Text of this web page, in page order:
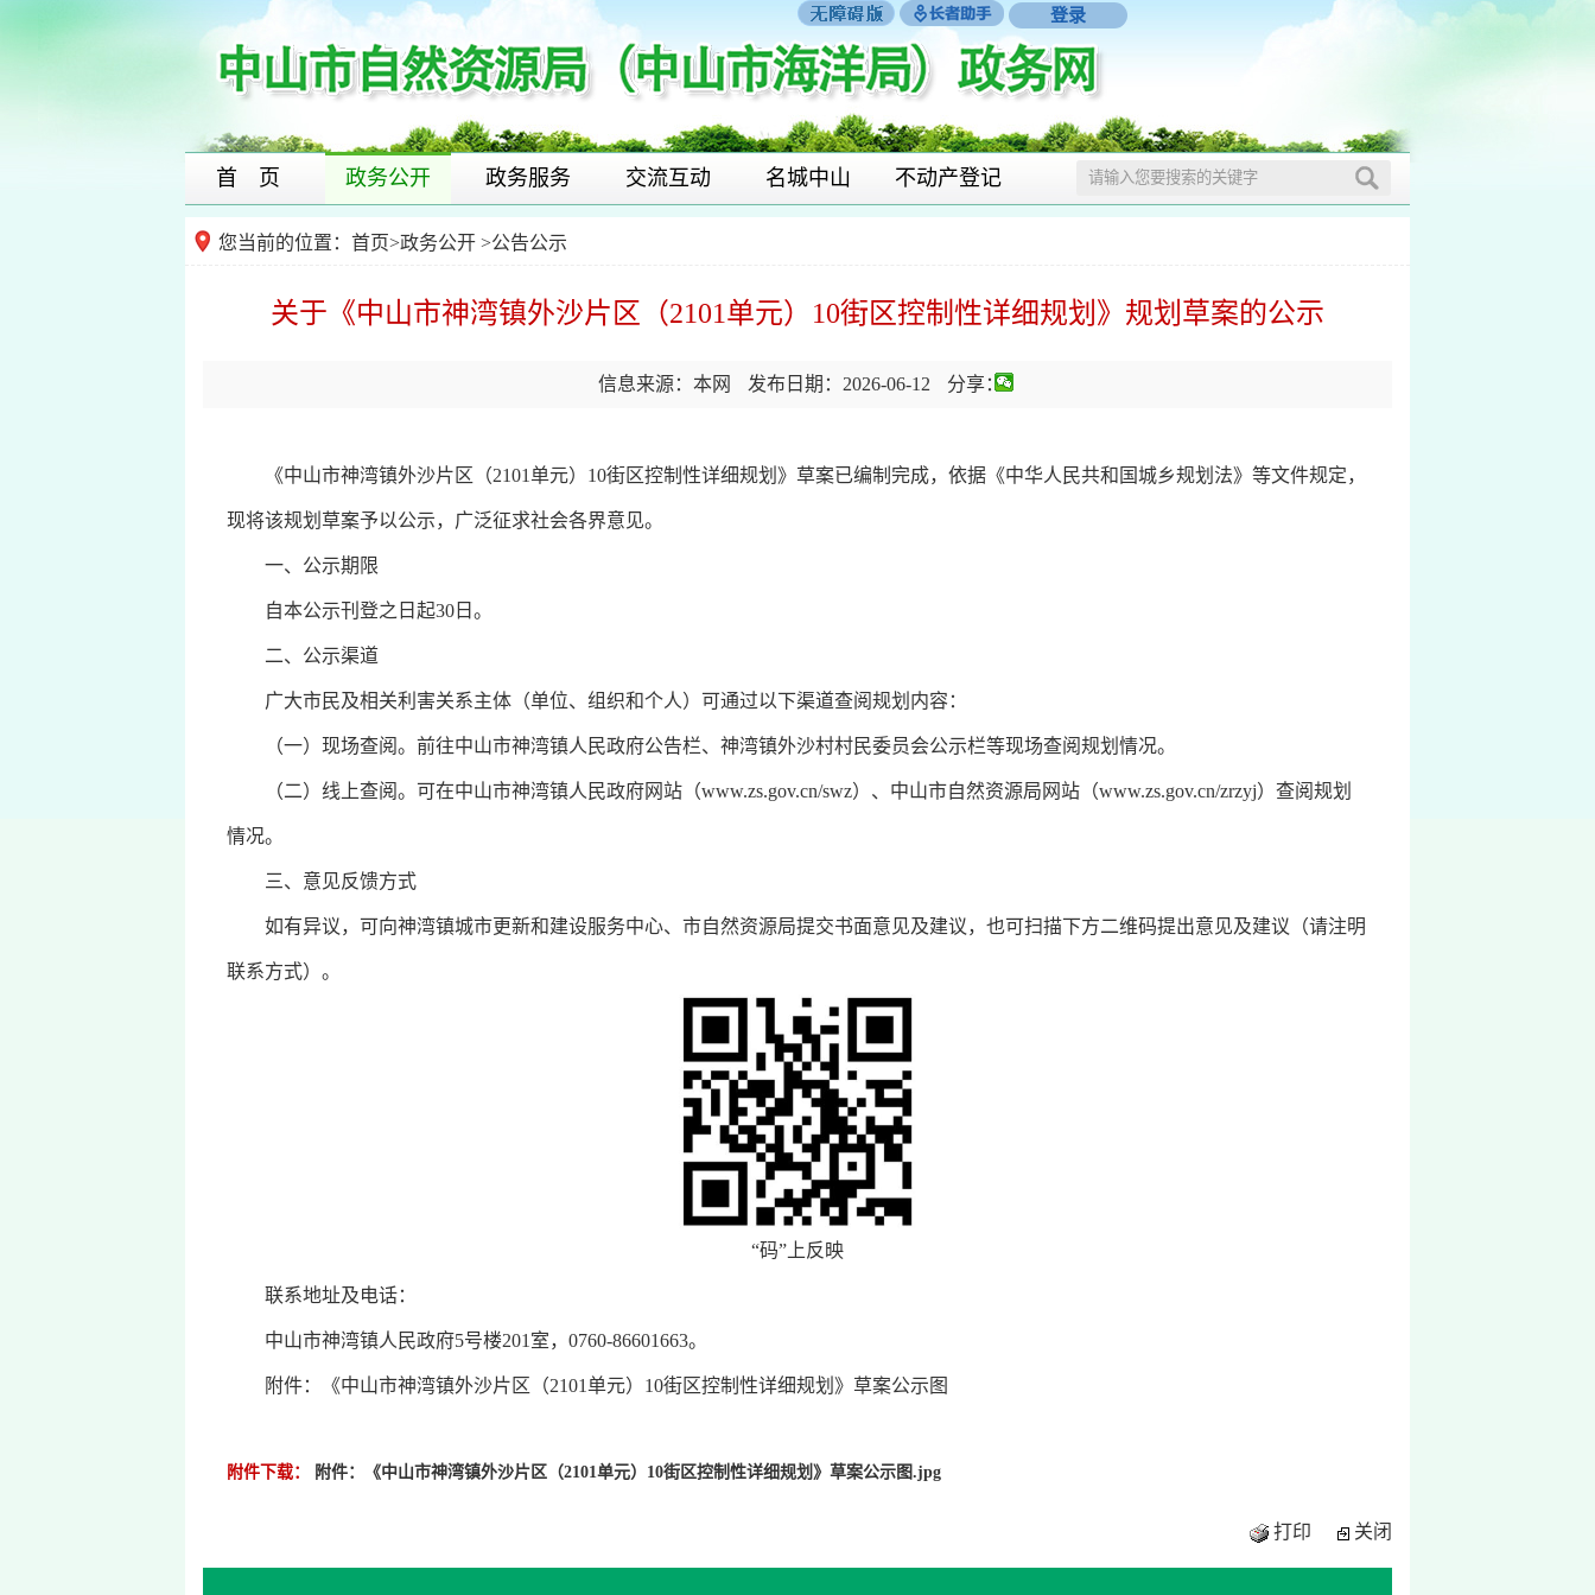
登录
首 页 政务公开 政务服务 交流互动 名城中山 不动产登记
您当前的位置： 首页>政务公开 >公告公示
关于《中山市神湾镇外沙片区（2101单元）10街区控制性详细规划》规划草案的公示
信息来源：本网 发布日期：2026-06-12 分享：
《中山市神湾镇外沙片区（2101单元）10街区控制性详细规划》草案已编制完成，依据《中华人民共和国城乡规划法》等文件规定，
现将该规划草案予以公示，广泛征求社会各界意见。
一、公示期限
自本公示刊登之日起30日。
二、公示渠道
广大市民及相关利害关系主体（单位、组织和个人）可通过以下渠道查阅规划内容：
（一）现场查阅。前往中山市神湾镇人民政府公告栏、神湾镇外沙村村民委员会公示栏等现场查阅规划情况。
（二）线上查阅。可在中山市神湾镇人民政府网站（www.zs.gov.cn/swz）、中山市自然资源局网站（www.zs.gov.cn/zrzyj）查阅规划
情况。
三、意见反馈方式
如有异议，可向神湾镇城市更新和建设服务中心、市自然资源局提交书面意见及建议，也可扫描下方二维码提出意见及建议（请注明
联系方式）。
“码”上反映
联系地址及电话：
中山市神湾镇人民政府5号楼201室，0760-86601663。
附件：《中山市神湾镇外沙片区（2101单元）10街区控制性详细规划》草案公示图
附件下载： 附件：《中山市神湾镇外沙片区（2101单元）10街区控制性详细规划》草案公示图.jpg
打印 关闭